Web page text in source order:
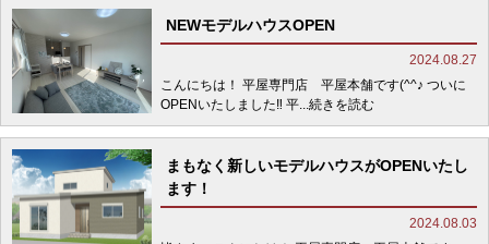
NEWモデルハウスOPEN
2024.08.27
こんにちは！ 平屋専門店 平屋本舗です(^^♪ ついに
OPENいたしました‼ 平...続きを読む
まもなく新しいモデルハウスがOPENいたし
ます！
2024.08.03